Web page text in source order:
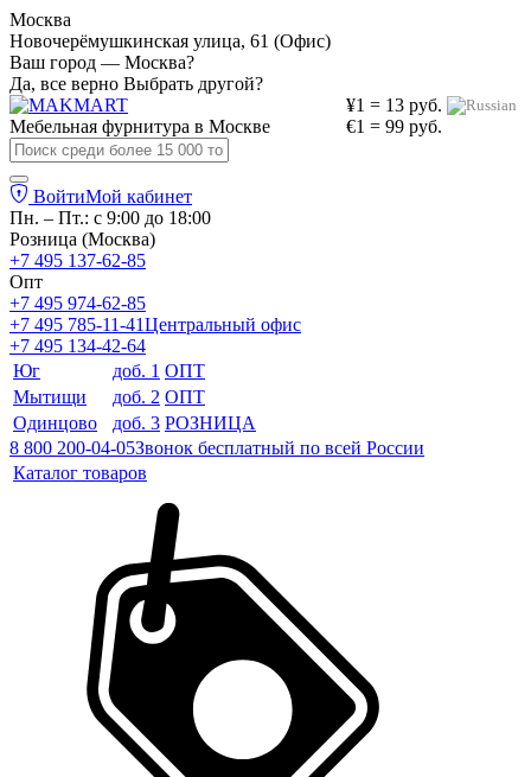
Москва
Новочерёмушкинская улица, 61 (Офис)
Ваш город — Москва?
Да, все верно Выбрать другой?
¥1 = 13 руб.
€1 = 99 руб.
Мебельная фурнитура в Москве
ВойтиМой кабинет
Пн. – Пт.: с 9:00 до 18:00
Розница (Москва)
+7 495 137-62-85
Опт
+7 495 974-62-85
+7 495 785-11-41Центральный офис
+7 495 134-42-64
Юг
доб. 1 ОПТ
Мытищи
доб. 2 ОПТ
Одинцово
доб. 3 РОЗНИЦА
8 800 200-04-05Звонок бесплатный по всей России
Каталог товаров